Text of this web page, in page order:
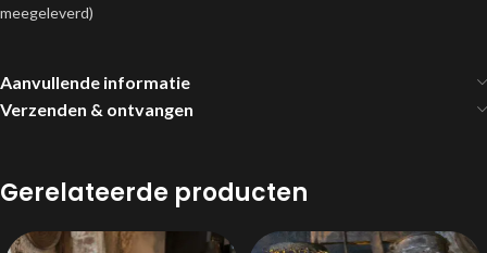
meegeleverd)
Aanvullende informatie
Verzenden & ontvangen
Gerelateerde producten